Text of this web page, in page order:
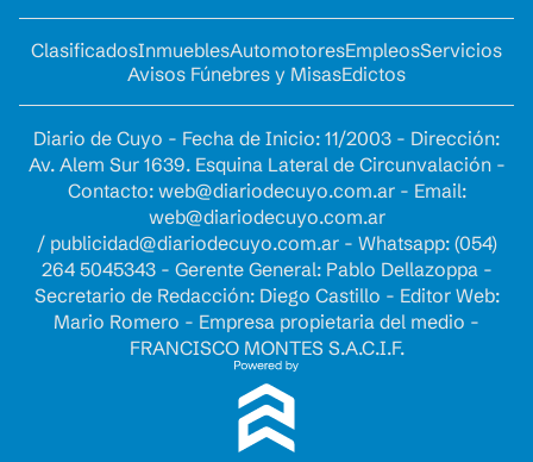
ClasificadosInmueblesAutomotoresEmpleosServicios
Avisos Fúnebres y MisasEdictos
Diario de Cuyo - Fecha de Inicio: 11/2003 - Dirección:
Av. Alem Sur 1639. Esquina Lateral de Circunvalación -
Contacto: web@diariodecuyo.com.ar- Email:
web@diariodecuyo.com.ar
/ publicidad@diariodecuyo.com.ar- Whatsapp: (054)
264 5045343 - Gerente General: Pablo Dellazoppa -
Secretario de Redacción: Diego Castillo - Editor Web:
Mario Romero - Empresa propietaria del medio -
FRANCISCO MONTES S.A.C.I.F.